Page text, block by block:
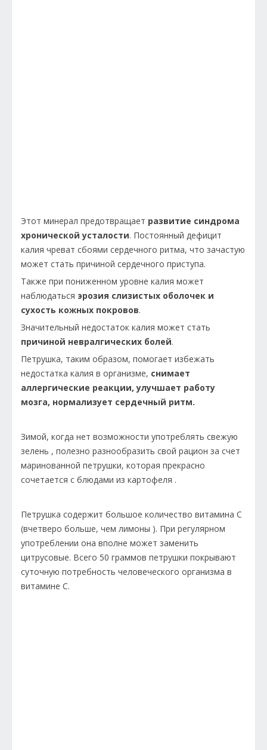
Этот минерал предотвращает развитие синдрома
хронической усталости. Постоянный дефицит
калия чреват сбоями сердечного ритма, что зачастую
может стать причиной сердечного приступа.
Также при пониженном уровне калия может
наблюдаться эрозия слизистых оболочек и
сухость кожных покровов.
Значительный недостаток калия может стать
причиной невралгических болей.
Петрушка, таким образом, помогает избежать
недостатка калия в организме, снимает
аллергические реакции, улучшает работу
мозга, нормализует сердечный ритм.
Зимой, когда нет возможности употреблять свежую
зелень , полезно разнообразить свой рацион за счет
маринованной петрушки, которая прекрасно
сочетается с блюдами из картофеля .
Петрушка содержит большое количество витамина С
(вчетверо больше, чем лимоны ). При регулярном
употреблении она вполне может заменить
цитрусовые. Всего 50 граммов петрушки покрывают
суточную потребность человеческого организма в
витамине С.